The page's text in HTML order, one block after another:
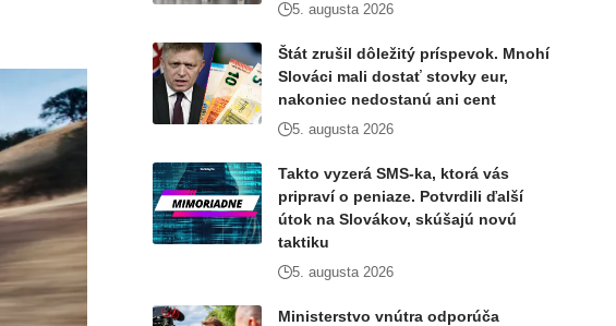
5. augusta 2026
Štát zrušil dôležitý príspevok. Mnohí
Slováci mali dostať stovky eur,
nakoniec nedostanú ani cent
5. augusta 2026
Takto vyzerá SMS-ka, ktorá vás
pripraví o peniaze. Potvrdili ďalší
útok na Slovákov, skúšajú novú
taktiku
5. augusta 2026
Ministerstvo vnútra odporúča